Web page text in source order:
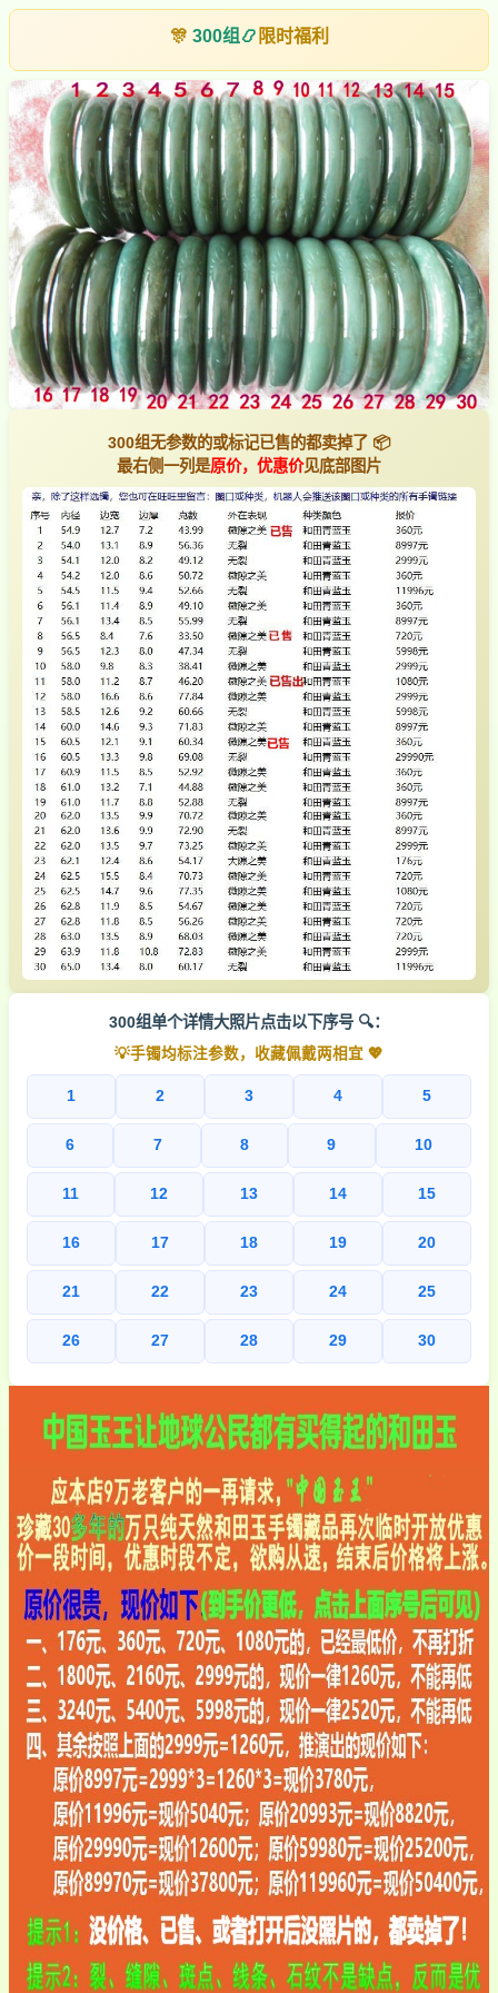
🎊 300组 📿 限时福利
300组无参数的或标记已售的都卖掉了 📦
最右侧一列是原价，优惠价见底部图片
300组单个详情大照片点击以下序号 🔍：
💡手镯均标注参数，收藏佩戴两相宜 💖
1 2 3 4 5
6 7 8 9 10
11 12 13 14 15
16 17 18 19 20
21 22 23 24 25
26 27 28 29 30